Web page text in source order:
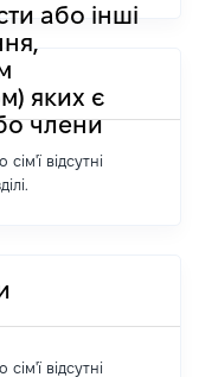
або інші
яких є
члени
відсутні
відсутні